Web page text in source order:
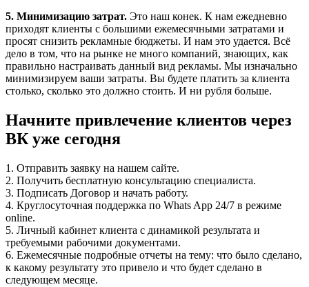
5. Минимизацию затрат. Это наш конек. К нам ежедневно
приходят клиенты с большими ежемесячными затратами и
просят снизить рекламные бюджеты. И нам это удается. Всё
дело в том, что на рынке не много компаний, знающих, как
правильно настраивать данный вид рекламы. Мы изначально
минимизируем ваши затраты. Вы будете платить за клиента
столько, сколько это должно стоить. И ни рубля больше.
Начните привлечение клиентов через
ВК уже сегодня
1. Отправить заявку на нашем сайте.
2. Получить бесплатную консультацию специалиста.
3. Подписать Договор и начать работу.
4. Круглосуточная поддержка по Whats App 24/7 в режиме
online.
5. Личный кабинет клиента с динамикой результата и
требуемыми рабочими документами.
6. Ежемесячные подробные отчеты на тему: что было сделано,
к какому результату это привело и что будет сделано в
следующем месяце.